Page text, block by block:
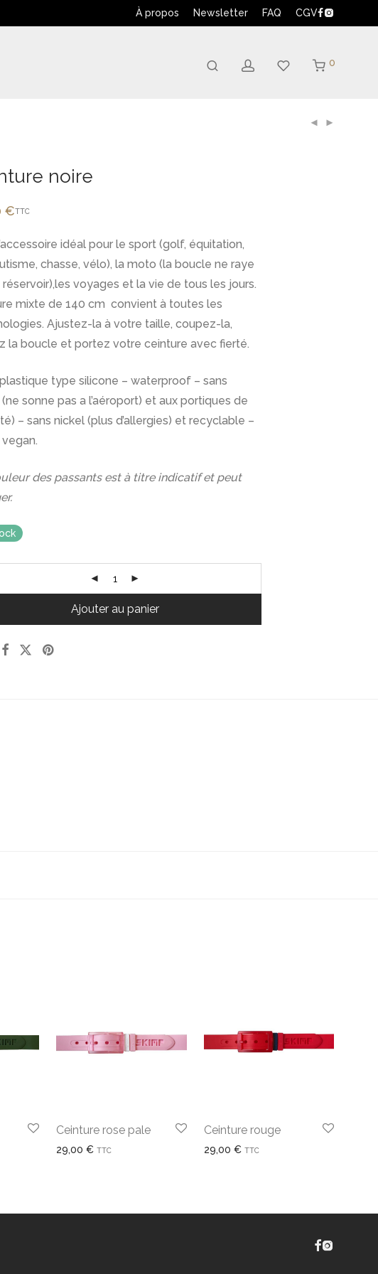
À propos Newsletter FAQ CGV
0
noire
€TTC
idéal pour le sport (golf, équitation,
chasse, vélo), la moto (la boucle ne raye
réservoir),les voyages et la vie de tous les jours.
mixte de 140 cm convient à toutes les
Ajustez-la à votre taille, coupez-la,
la boucle et portez votre ceinture avec fierté.
type silicone – waterproof – sans
sonne pas a l’aéroport) et aux portiques de
– sans nickel (plus d’allergies) et recyclable –
vegan.
des passants est à titre indicatif et peut
Ajouter au panier
Ceinture rose pale
29,00€ TTC
Ceinture rouge
29,00 € TTC